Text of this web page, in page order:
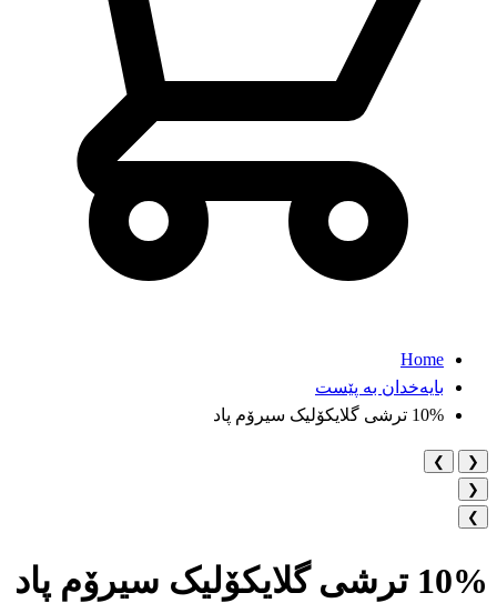
Home
بایه‌خدان به‌ پێست
10% ترشی گلایکۆلیک سیرۆم پاد
❮
❯
❮
❯
10% ترشی گلایکۆلیک سیرۆم پاد